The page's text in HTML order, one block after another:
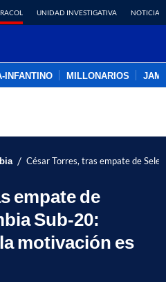
UNIDAD INVESTIGATIVA NOTICIAS
INFANTINO MILLONARIOS
/ César Torres, tras empate de
empate de
Sub-20:
motivación es